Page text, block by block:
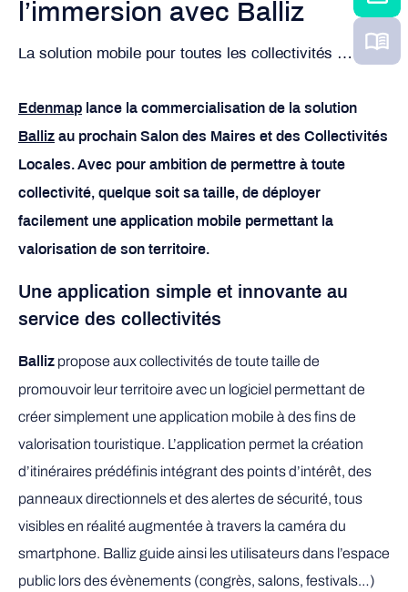
l’immersion avec Balliz
La solution mobile pour toutes les collectivités …
Edenmap lance la commercialisation de la solution
Balliz au prochain Salon des Maires et des Collectivités
Locales. Avec pour ambition de permettre à toute
collectivité, quelque soit sa taille, de déployer
facilement une application mobile permettant la
valorisation de son territoire.
Une application simple et innovante au
service des collectivités
Balliz propose aux collectivités de toute taille de
promouvoir leur territoire avec un logiciel permettant de
créer simplement une application mobile à des fins de
valorisation touristique. L’application permet la création
d’itinéraires prédéfinis intégrant des points d’intérêt, des
panneaux directionnels et des alertes de sécurité, tous
visibles en réalité augmentée à travers la caméra du
smartphone. Balliz guide ainsi les utilisateurs dans l’espace
public lors des évènements (congrès, salons, festivals…)